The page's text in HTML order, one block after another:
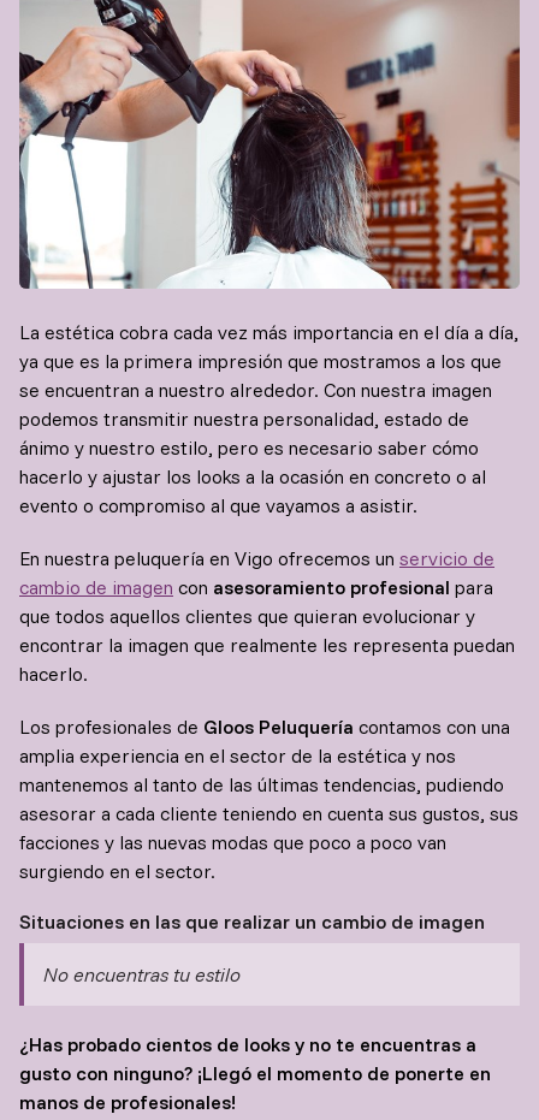
La estética cobra cada vez más importancia en el día a día,
ya que es la primera impresión que mostramos a los que
se encuentran a nuestro alrededor. Con nuestra imagen
podemos transmitir nuestra personalidad, estado de
ánimo y nuestro estilo, pero es necesario saber cómo
hacerlo y ajustar los looks a la ocasión en concreto o al
evento o compromiso al que vayamos a asistir.
En nuestra peluquería en Vigo ofrecemos un servicio de
cambio de imagen con asesoramiento profesional para
que todos aquellos clientes que quieran evolucionar y
encontrar la imagen que realmente les representa puedan
hacerlo.
Los profesionales de Gloos Peluquería contamos con una
amplia experiencia en el sector de la estética y nos
mantenemos al tanto de las últimas tendencias, pudiendo
asesorar a cada cliente teniendo en cuenta sus gustos, sus
facciones y las nuevas modas que poco a poco van
surgiendo en el sector.
Situaciones en las que realizar un cambio de imagen
No encuentras tu estilo
¿Has probado cientos de looks y no te encuentras a
gusto con ninguno? ¡Llegó el momento de ponerte en
manos de profesionales!